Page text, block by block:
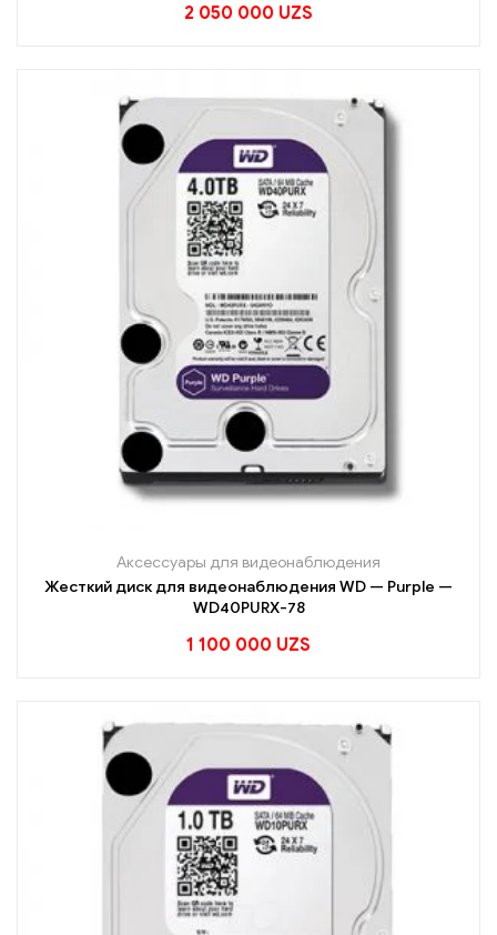
2 050 000 UZS
Аксессуары для видеонаблюдения
Жесткий диск для видеонаблюдения WD — Purple —
WD40PURX-78
1 100 000 UZS